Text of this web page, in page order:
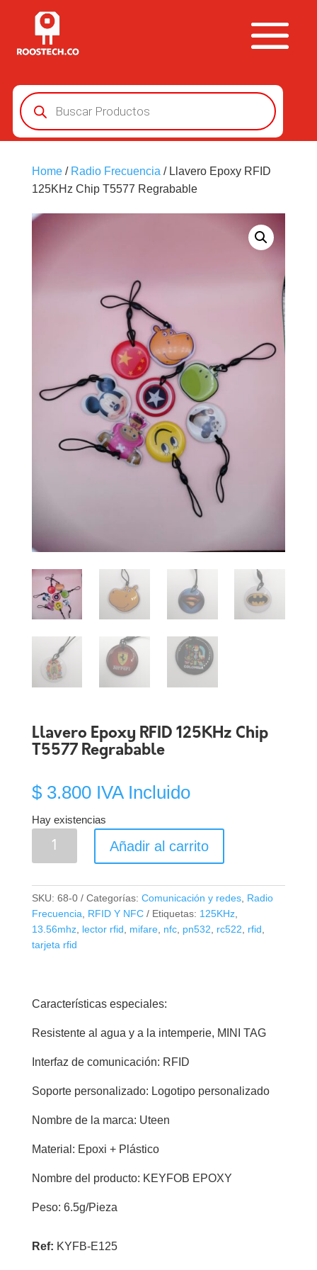
Búsqueda
de
productos
Home/ Radio Frecuencia / Llavero Epoxy RFID
125KHz Chip T5577 Regrabable
Llavero Epoxy RFID 125KHz Chip
T5577 Regrabable
$3.800 IVA Incluido
Hay existencias
Llavero
125KHz
Chip
T5577
Regrabable
Añadir al carrito
SKU: 68-0 Categorías: Comunicación y redes, Radio
Frecuencia
RFID Y NFC Etiquetas: 125KHz,
13.56mhz, lector rfid mifare, nfc, pn532 rc522 rfid
tarjeta rfid
Características especiales:
Resistente al agua y a la intemperie, MINI TAG
Interfaz de comunicación: RFID
Soporte personalizado: Logotipo personalizado
Nombre de la marca: Uteen
Material: Epoxi + Plástico
Nombre del producto: KEYFOB EPOXY
Peso: 6.5g/Pieza
Ref: KYFB-E125